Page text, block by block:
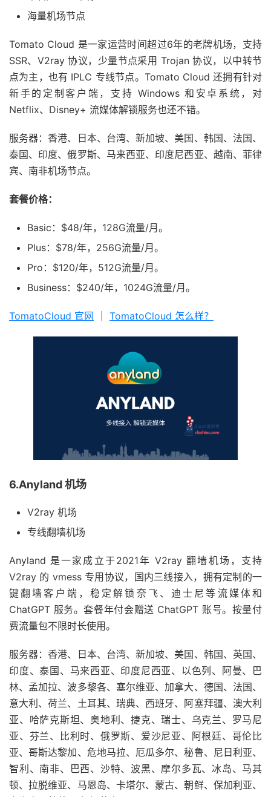
海量机场节点
Tomato Cloud 是一家运营时间超过6年的老牌机场，支持
SSR、V2ray 协议，少量节点采用 Trojan 协议，以中转节
点为主，也有 IPLC 专线节点。Tomato Cloud 还拥有针对
新手的定制客户端，支持 Windows 和安卓系统，对
Netflix、Disney+ 流媒体解锁服务也还不错。
服务器：香港、日本、台湾、新加坡、美国、韩国、法国、
泰国、印度、俄罗斯、马来西亚、印度尼西亚、越南、菲律
宾、南非机场节点。
套餐价格：
Basic：$48/年，128G流量/月。
Plus：$78/年，256G流量/月。
Pro：$120/年，512G流量/月。
Business：$240/年，1024G流量/月。
TomatoCloud 官网 TomatoCloud 怎么样？
6.Anyland 机场
V2ray 机场
专线翻墙机场
Anyland 是一家成立于2021年 V2ray 翻墙机场，支持
V2ray 的 vmess 专用协议，国内三线接入，拥有定制的一
键翻墙客户端，稳定解锁奈飞、迪士尼等流媒体和
ChatGPT 服务。套餐年付会赠送 ChatGPT 账号。按量付
费流量包不限时长使用。
服务器：香港、日本、台湾、新加坡、美国、韩国、英国、
印度、泰国、马来西亚、印度尼西亚、以色列、阿曼、巴
林、孟加拉、波多黎各、塞尔维亚、加拿大、德国、法国、
意大利、荷兰、土耳其、瑞典、西班牙、阿塞拜疆、澳大利
亚、哈萨克斯坦、奥地利、捷克、瑞士、乌克兰、罗马尼
亚、芬兰、比利时、俄罗斯、爱沙尼亚、阿根廷、哥伦比
亚、哥斯达黎加、危地马拉、厄瓜多尔、秘鲁、尼日利亚、
智利、南非、巴西、沙特、波黑、摩尔多瓦、冰岛、马其
顿、拉脱维亚、马恩岛、卡塔尔、蒙古、朝鲜、保加利亚、